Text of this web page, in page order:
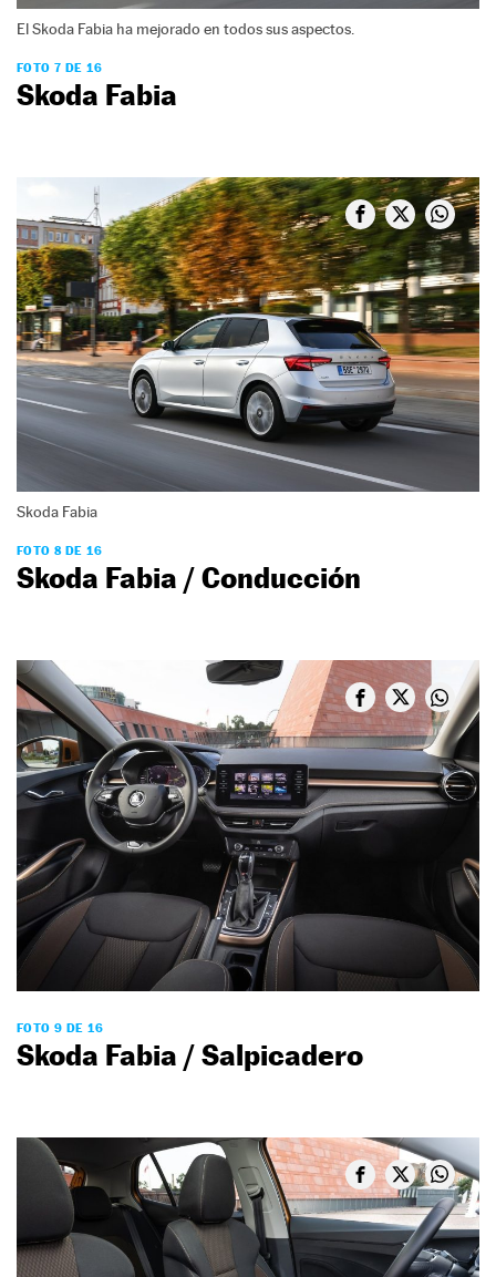
El Skoda Fabia ha mejorado en todos sus aspectos.
FOTO 7 DE 16
Skoda Fabia
Skoda Fabia
FOTO 8 DE 16
Skoda Fabia / Conducción
FOTO 9 DE 16
Skoda Fabia / Salpicadero